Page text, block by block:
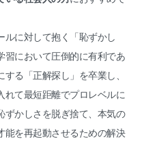
ルに対して抱く「恥ずかし
習において圧倒的に有利であ
る「正解探し」を卒業し、
れて最短距離でプロレベルに
ずかしさを脱ぎ捨て、本気の
能を再起動させるための解決